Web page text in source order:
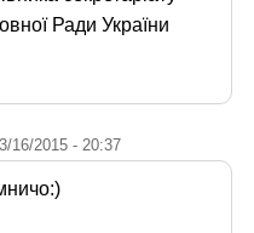
Ради України
16/2015 - 20:37